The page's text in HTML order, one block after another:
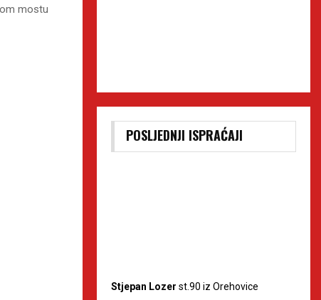
mostu
POSLJEDNJI ISPRAĆAJI
Stjepan Lozer st.90 iz Orehovice